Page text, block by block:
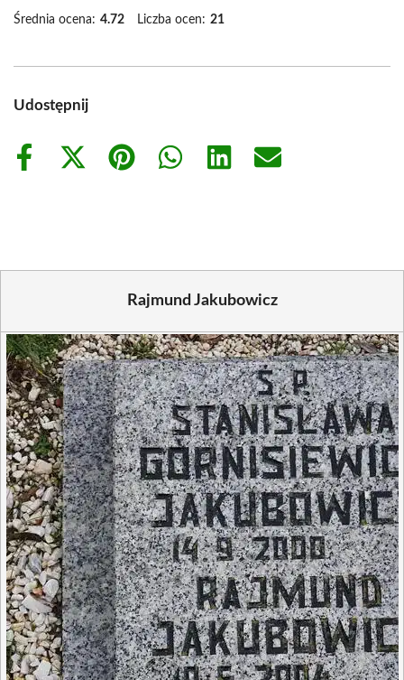
Średnia ocena: 4.72 Liczba ocen: 21
Udostępnij
Share
Share
Share
Share
Share
Share
Rajmund Jakubowicz